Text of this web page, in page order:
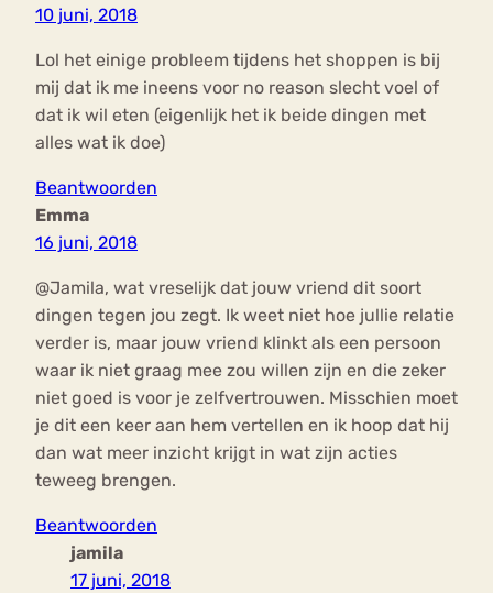
10 juni, 2018
Lol het einige probleem tijdens het shoppen is bij
mij dat ik me ineens voor no reason slecht voel of
dat ik wil eten (eigenlijk het ik beide dingen met
alles wat ik doe)
Beantwoorden
Emma
16 juni, 2018
@Jamila, wat vreselijk dat jouw vriend dit soort
dingen tegen jou zegt. Ik weet niet hoe jullie relatie
verder is, maar jouw vriend klinkt als een persoon
waar ik niet graag mee zou willen zijn en die zeker
niet goed is voor je zelfvertrouwen. Misschien moet
je dit een keer aan hem vertellen en ik hoop dat hij
dan wat meer inzicht krijgt in wat zijn acties
teweeg brengen.
Beantwoorden
jamila
17 juni, 2018